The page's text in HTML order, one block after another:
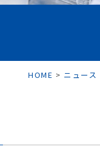
HOME > ニュース